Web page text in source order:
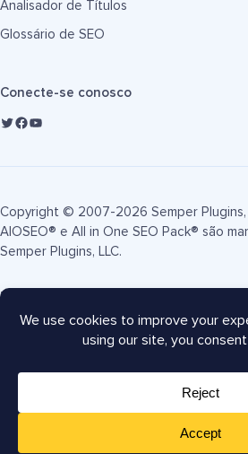
Analisador de Títulos
Glossário de SEO
Conecte-se conosco
Copyright © 2007-2026 Semper Plugins,
AIOSEO® e All in One SEO Pack® são
Semper Plugins, LLC.
Termos de Serviço
Mapa do site
Cupom AIOSEO